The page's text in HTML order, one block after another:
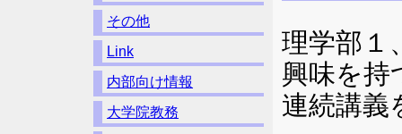
その他
Link
内部向け情報
大学院教務
理学部１
興味を持
連続講義